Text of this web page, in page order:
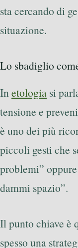
sta cercando di
situazione.
Lo sbadiglio
Inetologia si
tensione e
è uno dei più
piccoli gesti che
problemi”
dammi spazio”.
Il punto chiave è
spesso una